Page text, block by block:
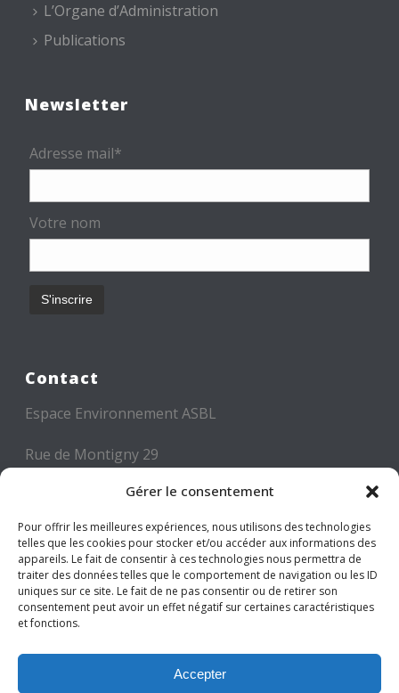
Gérer le consentement
Pour offrir les meilleures expériences, nous utilisons des technologies
telles que les cookies pour stocker et/ou accéder aux informations des
appareils. Le fait de consentir à ces technologies nous permettra de
traiter des données telles que le comportement de navigation ou les ID
uniques sur ce site. Le fait de ne pas consentir ou de retirer son
consentement peut avoir un effet négatif sur certaines caractéristiques
et fonctions.
Accepter
L’Organe d’Administration
Publications
Newsletter
Adresse mail*
Votre nom
Contact
Espace Environnement ASBL
Rue de Montigny 29
Tél: +32 71 300 300
Mail: info@espace-environnement.be
TVA BE 0416.116.340